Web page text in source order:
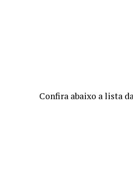
Confira abaixo a lista